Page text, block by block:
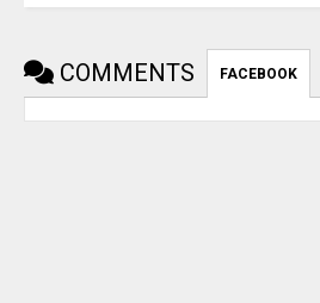
COMMENTS FACEBOOK